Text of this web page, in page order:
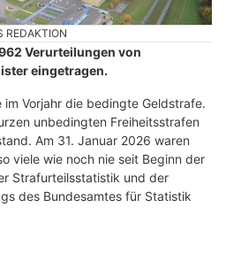
REDAKTION
Verurteilungen von
eingetragen.
Vorjahr die bedingte Geldstrafe.
unbedingten Freiheitsstrafen
Am 31. Januar 2026 waren
viele wie noch nie seit Beginn der
Strafurteilsstatistik und der
des Bundesamtes für Statistik